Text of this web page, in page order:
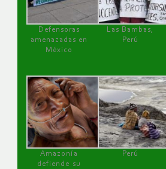
Defensoras
amenazadas en
México
Las Bambas,
Perú
Amazonía
defiende su
Perú